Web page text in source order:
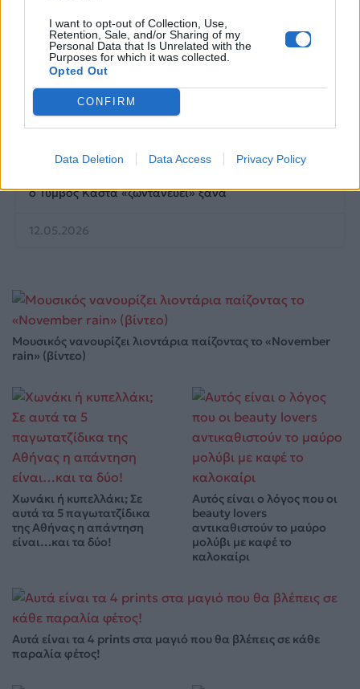
I want to opt-out of Collection, Use,
Retention, Sale, and/or Sharing of my
Personal Data that Is Unrelated with the
Purposes for which it was collected.
Opted Out
CONFIRM
Data Deletion Data Access Privacy Policy
ο Τύμβος Καστά «ζωντανεύει» ξανά
12.05.2026
Μουσικός νανουρίζει λιοντάρια παίζοντας το «November
rain» (βίντεο)
Χωνάκι ή κυπελλάκι; Σε
αυτά τα 5 παγωτατζίδικα
της Αθήνας η απάντηση
είναι…και τα δύο!
Αυτός είναι ο λόγος που οι
beauty lovers
αντικαθιστούν το μαύρο
μολύβι με καφέ το
καλοκαίρι
Αυτά είναι τα 4 prints στα μαγιό που θα βλέπεις σε κάθε
παραλία φέτος!